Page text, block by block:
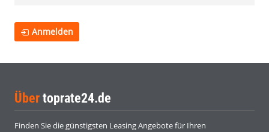
Anmelden
Über toprate24.de
Finden Sie die günstigsten Leasing Angebote für Ihren